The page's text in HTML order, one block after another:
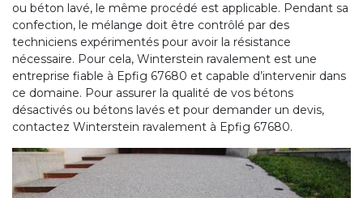
ou béton lavé, le même procédé est applicable. Pendant sa
confection, le mélange doit être contrôlé par des
techniciens expérimentés pour avoir la résistance
nécessaire. Pour cela, Winterstein ravalement est une
entreprise fiable à Epfig 67680 et capable d’intervenir dans
ce domaine. Pour assurer la qualité de vos bétons
désactivés ou bétons lavés et pour demander un devis,
contactez Winterstein ravalement à Epfig 67680.